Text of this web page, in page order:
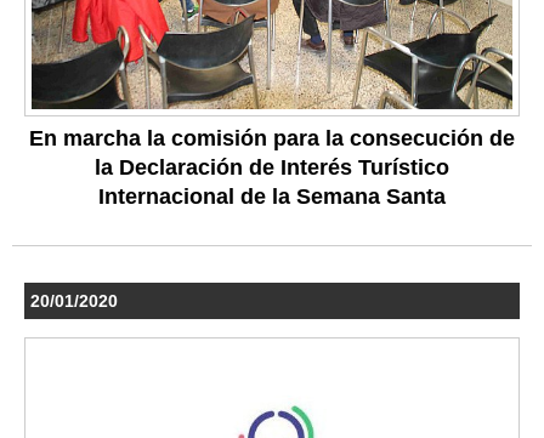
En marcha la comisión para la consecución de
la Declaración de Interés Turístico
Internacional de la Semana Santa
20/01/2020